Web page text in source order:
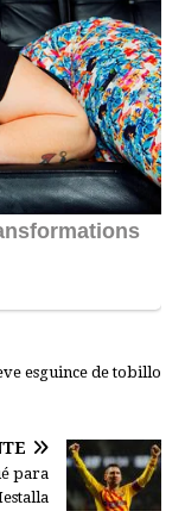
esguince de tobillo
para